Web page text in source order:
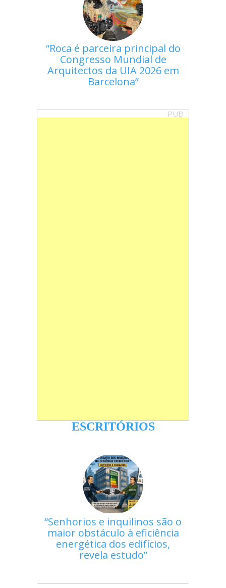
Roca é parceira principal do
Congresso Mundial de
Arquitectos da UIA 2026 em
Barcelona
PUB
ESCRITÓRIOS
Senhorios e inquilinos são o
maior obstáculo à eficiência
energética dos edifícios,
revela estudo